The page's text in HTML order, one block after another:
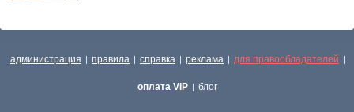
администрация | правила | справка | реклама | для правообладателей |
оплата VIP | блог